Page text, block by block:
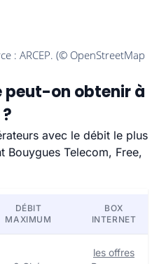
peut-on obtenir à
avec le débit le plus
Bouygues Telecom, Free,
DÉBIT
MAXIMUM
BOX
INTERNET
les offres